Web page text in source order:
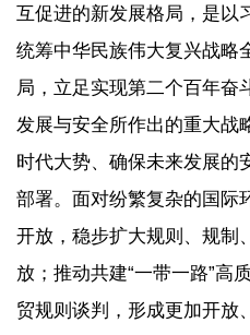
互促进的新发展格局，是以
统筹中华民族伟大复兴战略
局，立足实现第二个百年奋
发展与安全所作出的重大战
时代大势、确保未来发展的
部署。面对纷繁复杂的国际
开放，稳步扩大规则、规制
放；推动共建“一带一路”高
贸规则谈判，形成更加开放